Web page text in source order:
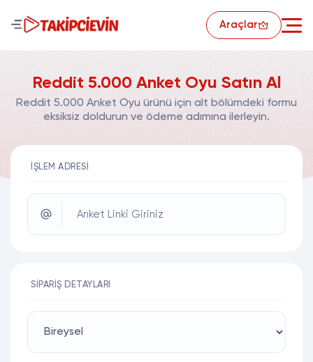
Araçlar
Reddit 5.000 Anket Oyu Satın Al
Reddit 5.000 Anket Oyu ürünü için alt bölümdeki formu
eksiksiz doldurun ve ödeme adımına ilerleyin.
İŞLEM ADRESI
Anket Linki Giriniz
SIPARIŞ DETAYLARI